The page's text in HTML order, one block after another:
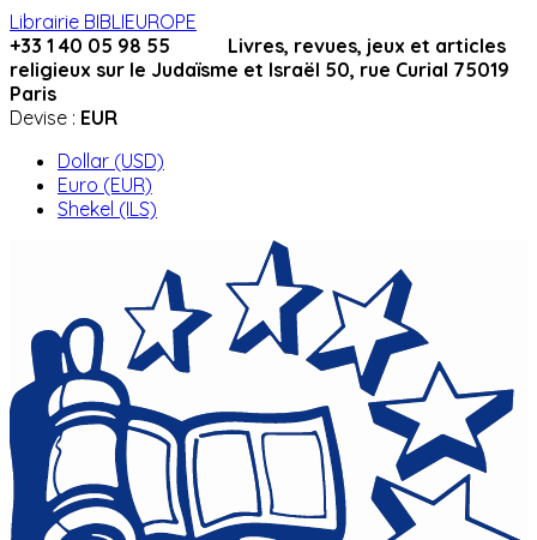
Librairie BIBLIEUROPE
+33 1 40 05 98 55 Livres, revues, jeux et articles
religieux sur le Judaïsme et Israël 50, rue Curial 75019
Paris
Devise : EUR
Dollar (USD)
Euro (EUR)
Shekel (ILS)